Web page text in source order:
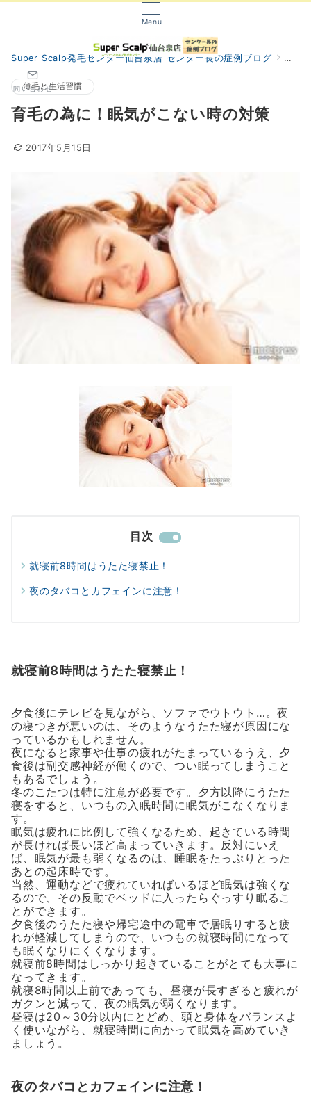
Menu
問い合わせ
Super Scalp発毛センター仙台泉店 センター長の症例ブログ 阿部
薄毛と生活習慣
育毛の為に！眠気がこない時の対策
2017年5月15日
目次
就寝前8時間はうたた寝禁止！
夜のタバコとカフェインに注意！
就寝前8時間はうたた寝禁止！
夕食後にテレビを見ながら、ソファでウトウト…。夜
の寝つきが悪いのは、そのようなうたた寝が原因にな
っているかもしれません。
夜になると家事や仕事の疲れがたまっているうえ、夕
食後は副交感神経が働くので、つい眠ってしまうこと
もあるでしょう。
冬のこたつは特に注意が必要です。夕方以降にうたた
寝をすると、いつもの入眠時間に眠気がこなくなりま
す。
眠気は疲れに比例して強くなるため、起きている時間
が長ければ長いほど高まっていきます。反対にいえ
ば、眠気が最も弱くなるのは、睡眠をたっぷりとった
あとの起床時です。
当然、運動などで疲れていればいるほど眠気は強くな
るので、その反動でベッドに入ったらぐっすり眠るこ
とができます。
夕食後のうたた寝や帰宅途中の電車で居眠りすると疲
れが軽減してしまうので、いつもの就寝時間になって
も眠くなりにくくなります。
就寝前8時間はしっかり起きていることがとても大事に
なってきます。
就寝8時間以上前であっても、昼寝が長すぎると疲れが
ガクンと減って、夜の眠気が弱くなります。
昼寝は20～30分以内にとどめ、頭と身体をバランスよ
く使いながら、就寝時間に向かって眠気を高めていき
ましょう。
夜のタバコとカフェインに注意！